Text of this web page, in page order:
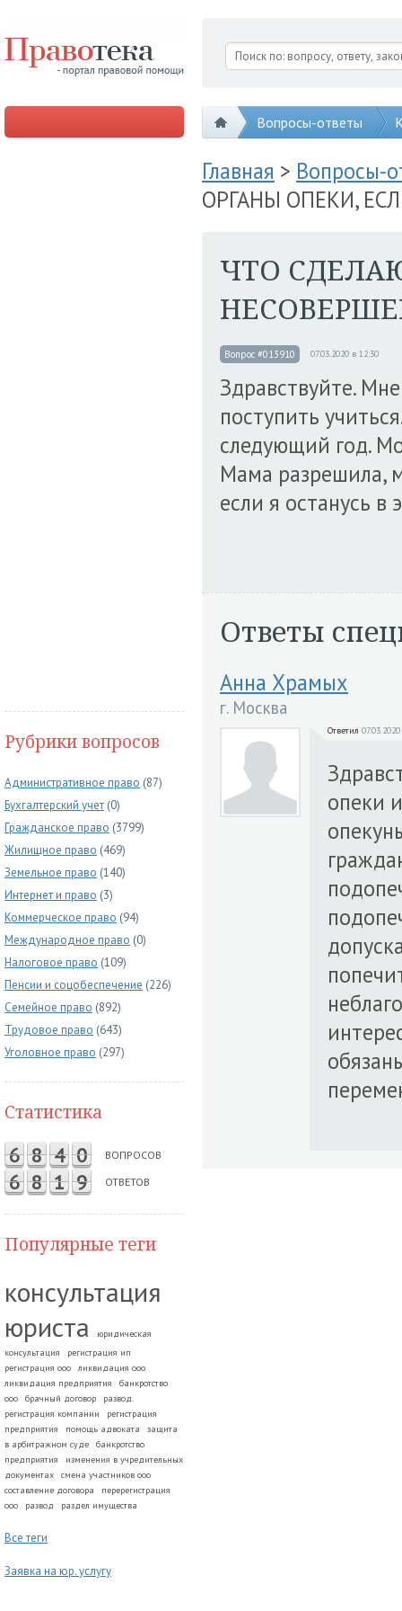
Вопросы-ответы
Рубрики вопросов
Административное право (87)
Бухгалтерский учет (0)
Гражданское право (3799)
Жилищное право (469)
Земельное право (140)
Интернет и право (3)
Коммерческое право (94)
Международное право (0)
Налоговое право (109)
Пенсии и соцобеспечение (226)
Семейное право (892)
Трудовое право (643)
Уголовное право (297)
Статистика
6 8 4 0 ВОПРОСОВ
6 8 1 9 ОТВЕТОВ
Популярные теги
консультация
юриста
юридическая
консультация
регистрация ип
регистрация ооо
ликвидация ооо
ликвидация предприятия
банкротство
ооо
брачный договор
развод.
регистрация компании
регистрация
предприятия
помощь адвоката
защита
в арбитражном суде
банкротство
предприятия
изменения в учредительных
документах
смена участников ооо
составление договора
перерегистрация
ооо
развод раздел имущества
Все теги
Заявка на юр. услугу
Главная > Вопросы-
ОРГАНЫ ОПЕКИ,
ЧТО
Вопрос #013910 07.03.2020 в 12:30
Здравствуйте.
поступить
следующий год.
Мама разрешила,
если я останусь в
Ответы
Анна Храмых
г. Москва
Ответил
опеки